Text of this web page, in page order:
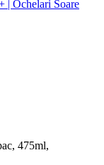
475ml,